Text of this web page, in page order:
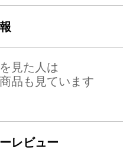
見た人は
品も見ています
レビュー